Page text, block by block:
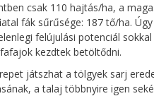
csak 110 hajtás/ha, a
fák sűrűsége: 187 tő/ha.
felújulási potenciál
kezdtek betöltődni.
játszhat a tölgyek sarj
a talaj többnyire igen